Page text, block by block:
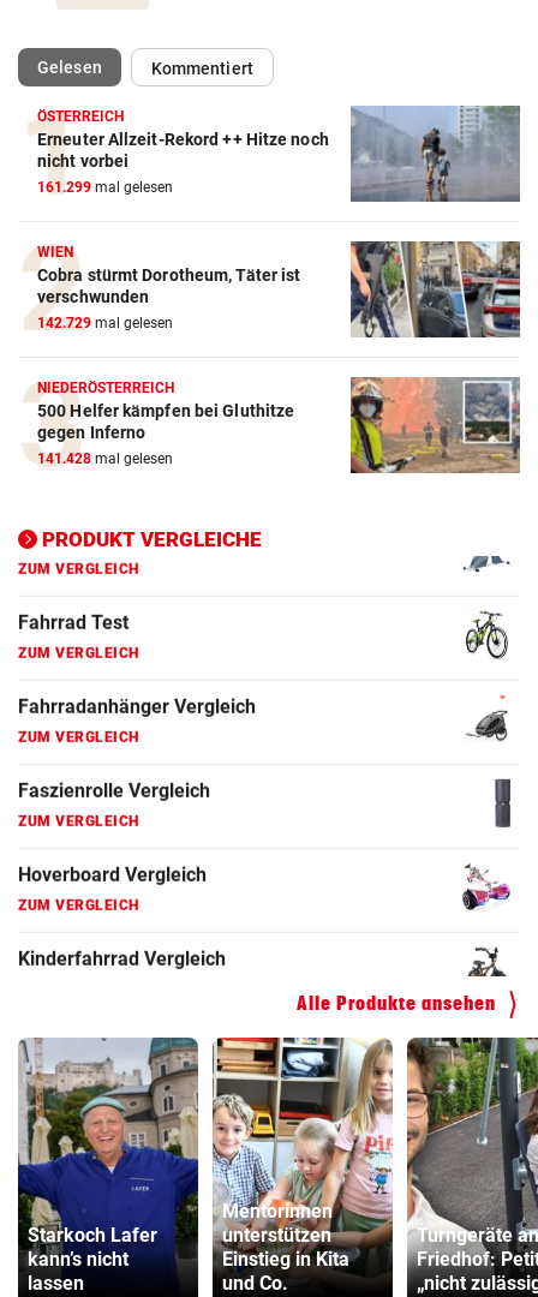
Gelesen(ausgewählt)Kommentiert
ÖSTERREICH
Erneuter Allzeit-Rekord ++ Hitze noch
nicht vorbei
161.299 mal gelesen
WIEN
Cobra stürmt Dorotheum, Täter ist
verschwunden
142.729 mal gelesen
NIEDERÖSTERREICH
500 Helfer kämpfen bei Gluthitze
gegen Inferno
141.428 mal gelesen
PRODUKT VERGLEICHE
Action-Cam Vergleich
ZUM VERGLEICH
Crosstrainer Vergleich
ZUM VERGLEICH
E-Bike Vergleich
ZUM VERGLEICH
Elektro-Scooter Vergleich
ZUM VERGLEICH
ZUM VERGLEICH
Fahrrad Test
ZUM VERGLEICH
Fahrradanhänger Vergleich
ZUM VERGLEICH
Faszienrolle Vergleich
ZUM VERGLEICH
Hoverboard Vergleich
ZUM VERGLEICH
Kinderfahrrad Vergleich
ZUM VERGLEICH
Alle Produkte ansehen
Starkoch Lafer
kann’s nicht
lassen
Mentorinnen
unterstützen
Einstieg in Kita
und Co.
Turngeräte
Friedhof:
„nicht